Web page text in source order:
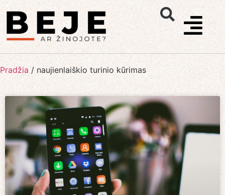
Pradžia / naujienlaiškio turinio kūrimas